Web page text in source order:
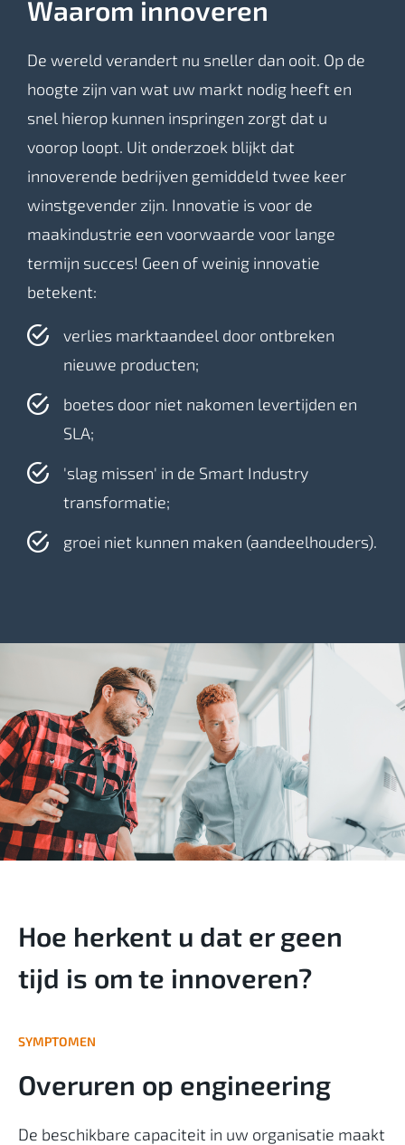
Waarom innoveren
De wereld verandert nu sneller dan ooit. Op de
hoogte zijn van wat uw markt nodig heeft en
snel hierop kunnen inspringen zorgt dat u
voorop loopt. Uit onderzoek blijkt dat
innoverende bedrijven gemiddeld twee keer
winstgevender zijn. Innovatie is voor de
maakindustrie een voorwaarde voor lange
termijn succes! Geen of weinig innovatie
betekent:
verlies marktaandeel door ontbreken
nieuwe producten;
boetes door niet nakomen levertijden en
SLA;
'slag missen' in de Smart Industry
transformatie;
groei niet kunnen maken (aandeelhouders).
Hoe herkent u dat er geen
tijd is om te innoveren?
SYMPTOMEN
Overuren op engineering
De beschikbare capaciteit in uw organisatie maakt